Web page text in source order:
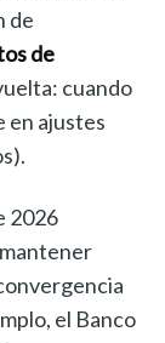
de
de
cuando
en ajustes
2026
el Banco